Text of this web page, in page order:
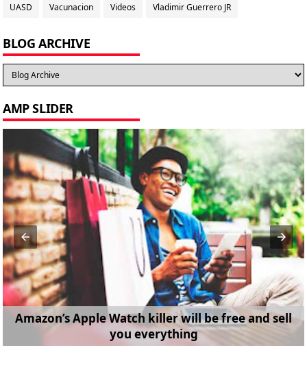
UASD Vacunacion Videos Vladimir Guerrero JR
BLOG ARCHIVE
AMP SLIDER
Amazon’s Apple Watch killer will be free and sell
you everything